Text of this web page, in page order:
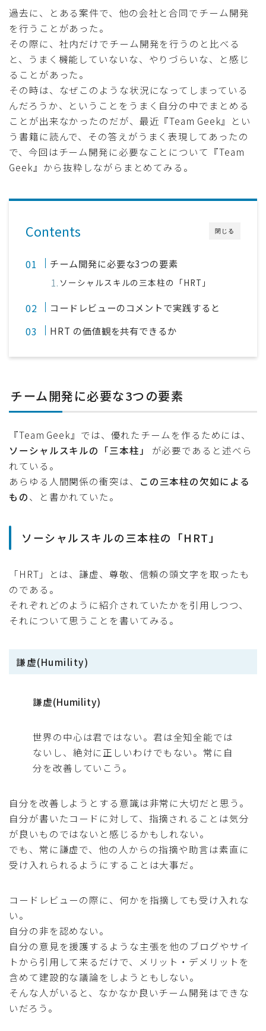
過去に、とある案件で、他の会社と合同でチーム開発
を行うことがあった。
その際に、社内だけでチーム開発を行うのと比べる
と、うまく機能していないな、やりづらいな、と感じ
ることがあった。
その時は、なぜこのような状況になってしまっている
んだろうか、ということをうまく自分の中でまとめる
ことが出来なかったのだが、最近『Team Geek』とい
う書籍に読んで、その答えがうまく表現してあったの
で、今回はチーム開発に必要なことについて『Team
Geek』から抜粋しながらまとめてみる。
閉じる
Contents
チーム開発に必要な3つの要素
ソーシャルスキルの三本柱の「HRT」
コードレビューのコメントで実践すると
HRT の価値観を共有できるか
チーム開発に必要な3つの要素
『Team Geek』では、優れたチームを作るためには、
ソーシャルスキルの「三本柱」
が必要であると述べら
れている。
あらゆる人間関係の衝突は、
この三本柱の欠如による
もの、と書かれていた。
ソーシャルスキルの三本柱の「HRT」
「HRT」とは、謙虚、尊敬、信頼の頭文字を取ったも
のである。
それぞれどのように紹介されていたかを引用しつつ、
それについて思うことを書いてみる。
謙虚(Humility)
謙虚(Humility)
世界の中心は君ではない。君は全知全能では
ないし、絶対に正しいわけでもない。常に自
分を改善していこう。
自分を改善しようとする意識は非常に大切だと思う。
自分が書いたコードに対して、指摘されることは気分
が良いものではないと感じるかもしれない。
でも、常に謙虚で、他の人からの指摘や助言は素直に
受け入れられるようにすることは大事だ。
コードレビューの際に、何かを指摘しても受け入れな
い。
自分の非を認めない。
自分の意見を援護するような主張を他のブログやサイ
トから引用して来るだけで、メリット・デメリットを
含めて建設的な議論をしようともしない。
そんな人がいると、なかなか良いチーム開発はできな
いだろう。